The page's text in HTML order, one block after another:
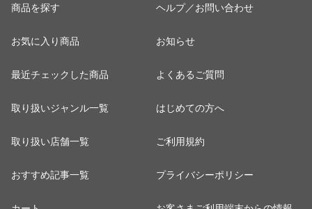
商品を探す
お気に入り商品
最近チェックした商品
取り扱いジャンル一覧
取り扱い店舗一覧
おすすめ記事一覧
ヘルプ／お問い合わせ
お知らせ
よくあるご質問
はじめての方へ
ご利用規約
プライバシーポリシー